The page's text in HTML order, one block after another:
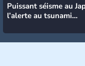
Puissant séisme au
l’alerte au tsunami